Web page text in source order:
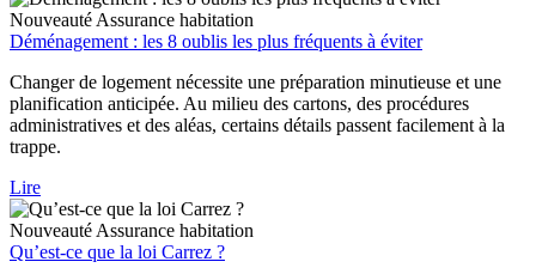
Nouveauté Assurance habitation
Déménagement : les 8 oublis les plus fréquents à éviter
Changer de logement nécessite une préparation minutieuse et une
planification anticipée. Au milieu des cartons, des procédures
administratives et des aléas, certains détails passent facilement à la
trappe.
Lire
Nouveauté Assurance habitation
Qu’est-ce que la loi Carrez ?